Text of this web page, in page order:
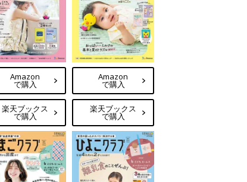
Amazon
で購入
楽天ブックス
で購入
Amazon
で購入
楽天ブックス
で購入